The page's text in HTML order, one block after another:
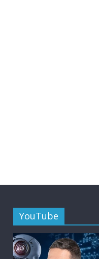
YouTube